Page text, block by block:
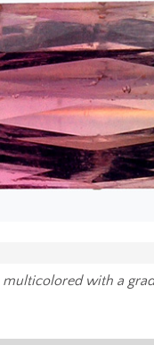
with a